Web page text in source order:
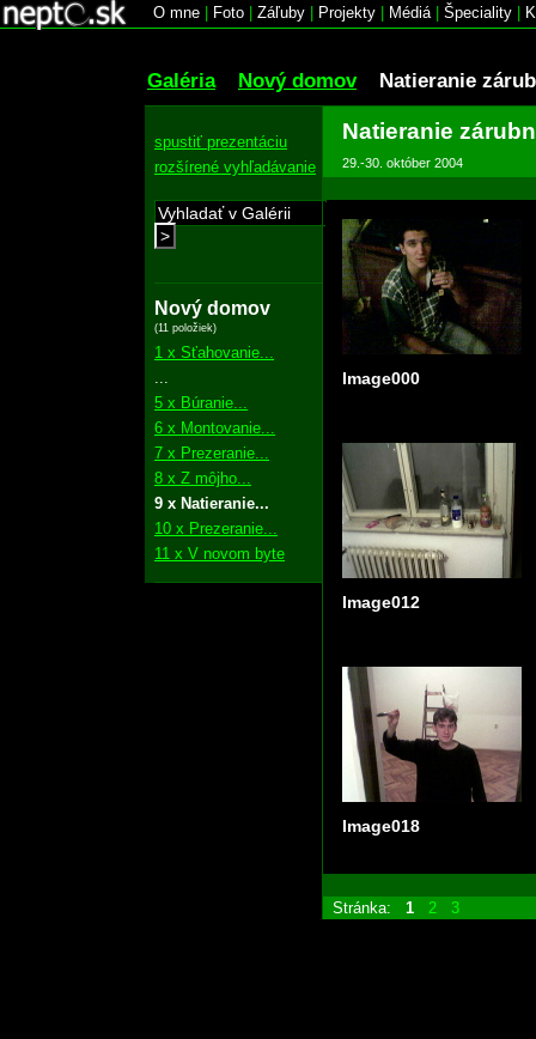
O mne Foto Záľuby Projekty Médiá| Špeciality
Galéria Nový domov Natieranie
spustiť prezentáciu
rozšírené vyhľadávanie
>
Nový domov
(11 položiek)
1 x Sťahovanie...
5 x Búranie...
6 x Montovanie...
7 x Prezeranie...
8 x Z môjho...
9 x Natieranie...
10 x Prezeranie...
11 x V novom byte
Natieranie
29.-30. október 2004
Image000
Image012
Image018
Stránka: 1 2 3